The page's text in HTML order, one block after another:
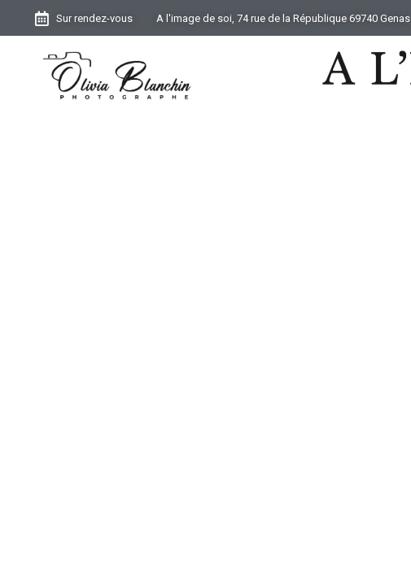
Sur rendez-vous A l'image de soi, 74 rue de la République 69740 Genas